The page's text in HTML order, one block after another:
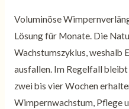
Voluminöse
Lösung für Monate. Die
Wachstumszyklus, weshalb
ausfallen. Im Regelfall
zwei bis vier Wochen
Wimpernwachstum, Pflege